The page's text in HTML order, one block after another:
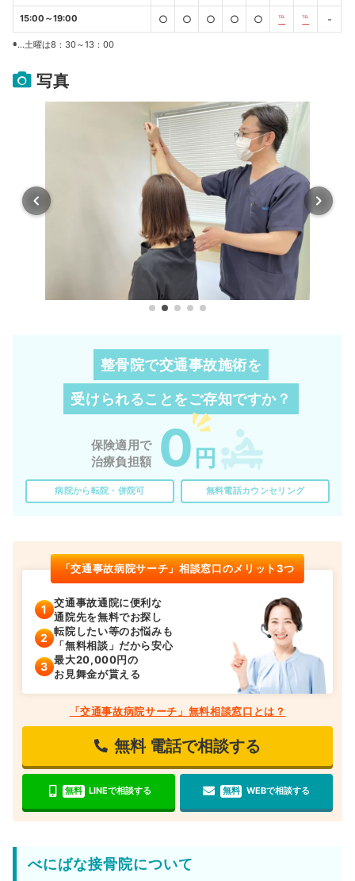
15:00～19:00 ○ ○ ○ ○ ○ ℡ ℡ -
◉…土曜は8：30～13：00
写真
整骨院で交通事故施術を
受けられることをご存知ですか？
保険適用で
治療負担額
0 円
病院から転院・併院可 無料電話カウンセリング
「交通事故病院サーチ」相談窓口のメリット3つ
交通事故通院に便利な
通院先を無料でお探し
転院したい等のお悩みも
「無料相談」だから安心
最大20,000円の
お見舞金が貰える
「交通事故病院サーチ」無料相談窓口とは？
無料 電話で相談する
無料 LINEで相談する 無料 WEBで相談する
べにばな接骨院について